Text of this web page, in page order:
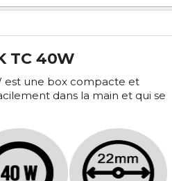
TC 40W
est une box compacte et
dans la main et qui se